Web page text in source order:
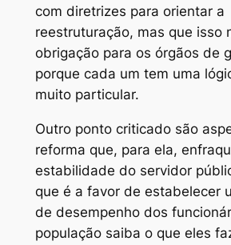
com diretrizes para orientar a
reestruturação, mas que isso
obrigação para os órgãos de
porque cada um tem uma
muito particular.
Outro ponto criticado são
reforma que, para ela,
estabilidade do servidor
que é a favor de estabelecer
de desempenho dos
população saiba o que eles